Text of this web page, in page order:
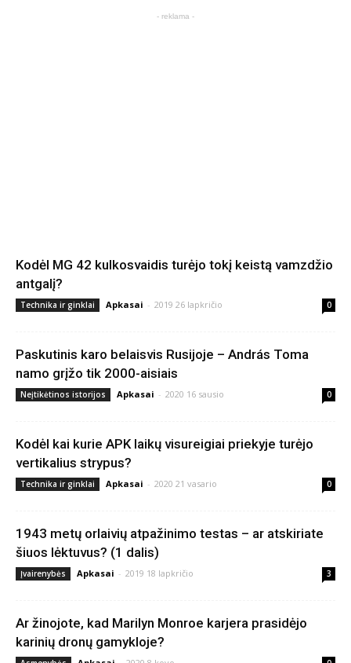
- reklama -
Kodėl MG 42 kulkosvaidis turėjo tokį keistą vamzdžio
antgalį?
Technika ir ginklai Apkasai - 2019 26 lapkričio 0
Paskutinis karo belaisvis Rusijoje – András Toma
namo grįžo tik 2000-aisiais
Neįtikėtinos istorijos Apkasai - 2020 16 sausio 0
Kodėl kai kurie APK laikų visureigiai priekyje turėjo
vertikalius strypus?
Technika ir ginklai Apkasai - 2020 21 vasario 0
1943 metų orlaivių atpažinimo testas – ar atskiriate
šiuos lėktuvus? (1 dalis)
Įvairenybės Apkasai - 2019 18 lapkričio 3
Ar žinojote, kad Marilyn Monroe karjera prasidėjo
karinių dronų gamykloje?